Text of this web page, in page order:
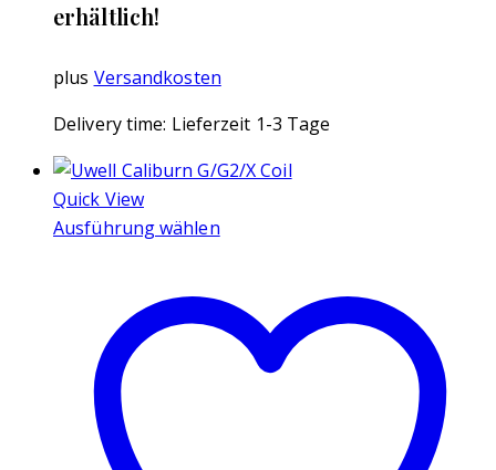
erhältlich!
plus Versandkosten
Delivery time: Lieferzeit 1-3 Tage
Quick View
Ausführung wählen
mehrere
Varianten
Optionen